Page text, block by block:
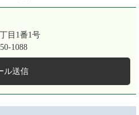
目1番1号
1088
ル送信